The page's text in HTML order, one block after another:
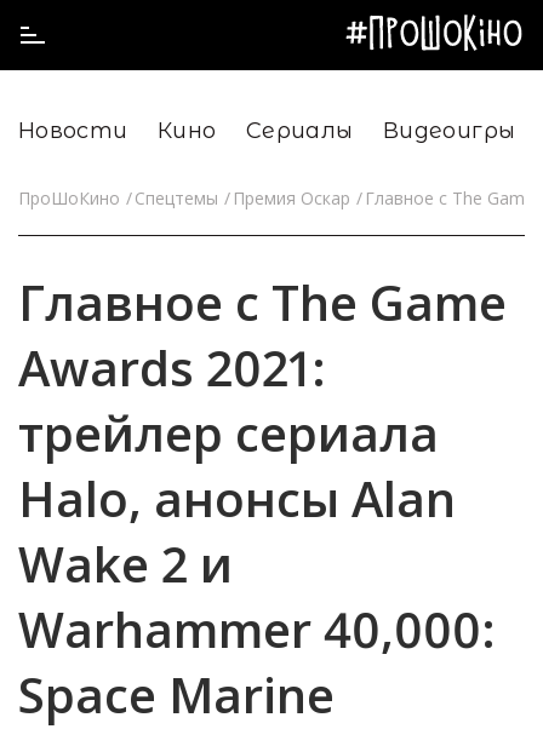
Новости Кино Сериалы Видеоигры
ПроШоКино Спецтемы Премия Оскар Главное с The
Главное с The Game
Awards 2021:
трейлер сериала
Halo, анонсы Alan
Wake 2 и
Warhammer 40,000:
Space Marine